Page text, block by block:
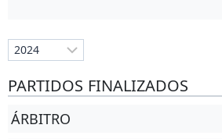
PARTIDOS FINALIZADOS
ÁRBITRO